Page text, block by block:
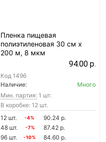
Пленка пищевая
полиэтиленовая 30 см x
200 м, 8 мкм
94.00 р.
Код 1496
Наличие:
Много
Мин. партия: 1 шт.
В коробке: 12 шт.
12 шт.
-4%
90.24 р.
48 шт.
-7%
87.42 р.
96 шт.
-10% 84.60 р.